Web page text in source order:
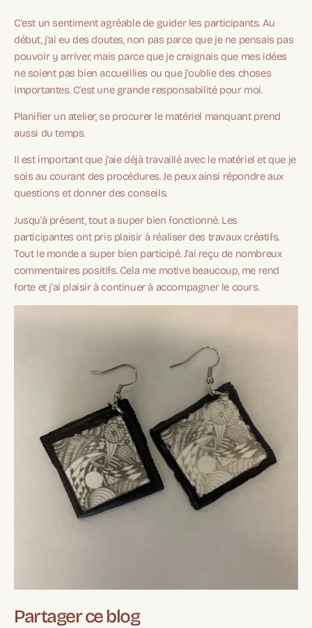
C'est un sentiment agréable de guider les participants. Au
début, j'ai eu des doutes, non pas parce que je ne pensais pas
pouvoir y arriver, mais parce que je craignais que mes idées
ne soient pas bien accueillies ou que j'oublie des choses
importantes. C'est une grande responsabilité pour moi.
Planifier un atelier, se procurer le matériel manquant prend
aussi du temps.
Il est important que j'aie déjà travaillé avec le matériel et que je
sois au courant des procédures. Je peux ainsi répondre aux
questions et donner des conseils.
Jusqu'à présent, tout a super bien fonctionné. Les
participantes ont pris plaisir à réaliser des travaux créatifs.
Tout le monde a super bien participé. J'ai reçu de nombreux
commentaires positifs. Cela me motive beaucoup, me rend
forte et j'ai plaisir à continuer à accompagner le cours.
Partager ce blog